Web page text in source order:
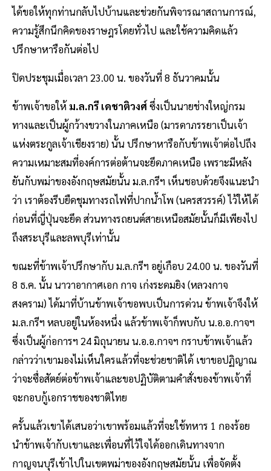
ได้ขอให้ทุกท่านกลับไปบ้านและช่วยกันพิจารณาสถานการณ์,
ความรู้สึกนึกคิดของราษฎรโดยทั่วไป และใช้ความคิดแล้ว
ปรึกษาหารือกันต่อไป
ปิดประชุมเมื่อเวลา 23.00 น. ของวันที่ 8 ธันวาคมนั้น
ข้าพเจ้าขอให้ ม.ล.กรี เดชาติวงศ์ซึ่งเป็นนายช่างใหญ่กรม
ทางและเป็นผู้กว้างขวางในภาคเหนือ (มารดาภรรยาเป็นเจ้า
แห่งตระกูลเจ้าเชียงราย) นั้น ปรึกษาหารือกับข้าพเจ้าต่อไปถึง
ความเหมาะสมที่องค์การต่อต้านจะยึดภาคเหนือ เพราะมีหลัง
ยันกับพม่าของอังกฤษสมัยนั้น ม.ล.กรีฯ เห็นชอบด้วยจึงแนะนำ
ว่า เราต้องรีบยืดชุมทางรถไฟที่ปากน้ำโพ (นครสวรรค์) ไว้ให้ได้
ก่อนที่ญี่ปุ่นจะยึด ส่วนทางรถยนต์สายเหนือสมัยนั้นก็มีเพียงไป
ถึงสระบุรีและลพบุรีเท่านั้น
ขณะที่ข้าพเจ้าปรึกษากับ ม.ล.กรีฯ อยู่เกือบ 24.00 น. ของวันที่
8 ธ.ค. นั้น นาวาอากาศเอก กาจ เก่งระดมยิง (หลวงกาจ
สงคราม) ได้มาที่บ้านข้าพเจ้าขอพบเป็นการด่วน ข้าพเจ้าจึงให้
ม.ล.กรีฯ หลบอยู่ในห้องหนึ่ง แล้วข้าพเจ้าก็พบกับ น.อ.อ.กาจฯ
ซึ่งเป็นผู้ก่อการฯ 24 มิถุนายน น.อ.อ.กาจฯ กราบข้าพเจ้าแล้ว
กล่าวว่าเขามองไม่เห็นใครแล้วที่จะช่วยชาติได้ เขาขอปฏิญาณ
ว่าจะซื่อสัตย์ต่อข้าพเจ้าและขอปฏิบัติตามคำสั่งของข้าพเจ้าที่
จะกอบกู้เอกราชของชาติไทย
ครั้นแล้วเขาได้เสนอว่าเขาพร้อมแล้วที่จะใช้ทหาร 1 กองร้อย
นำข้าพเจ้ากับเขาและเพื่อนที่ไว้ใจได้ออกเดินทางจาก
กาญจนบุรีเข้าไปในเขตพม่าของอังกฤษสมัยนั้น เพื่อจัดตั้ง